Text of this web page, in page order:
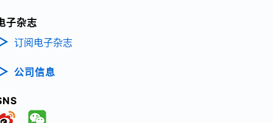
子杂志
订阅电子杂志
公司信息